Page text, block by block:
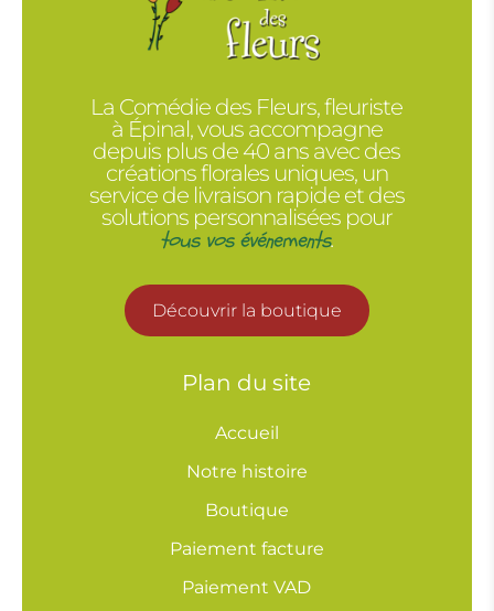
La Comédie des Fleurs, fleuriste
à Épinal, vous accompagne
depuis plus de 40 ans avec des
créations florales uniques, un
service de livraison rapide et des
solutions personnalisées pour
tous vos événements.
Découvrir la boutique
Plan du site
Accueil
Notre histoire
Boutique
Paiement facture
Paiement VAD